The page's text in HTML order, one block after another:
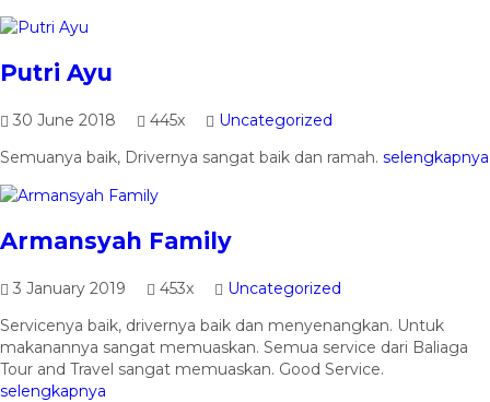
Putri Ayu
30 June 2018 445x
Uncategorized
Semuanya baik, Drivernya sangat baik dan ramah. selengkapnya
Armansyah Family
3 January 2019 453x
Uncategorized
Servicenya baik, drivernya baik dan menyenangkan. Untuk
makanannya sangat memuaskan. Semua service dari Baliaga
Tour and Travel sangat memuaskan. Good Service.
selengkapnya